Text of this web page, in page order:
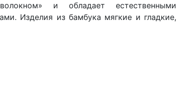
и обладает естественными
Изделия из бамбука мягкие и гладкие,